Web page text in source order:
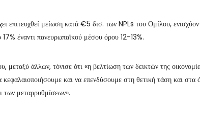
επιτευχθεί μείωση κατά €5 δισ. των NPLs του Ομίλου,
17% έναντι πανευρωπαϊκού μέσου όρου 12-13%.
μεταξύ άλλων, τόνισε ότι «η βελτίωση των δεικτών της
και να επενδύσουμε στη θετική τάση και στα
των μεταρρυθμίσεων».